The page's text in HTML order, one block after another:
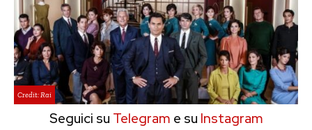
Credit: Rai
Seguici su Telegram e su Instagram